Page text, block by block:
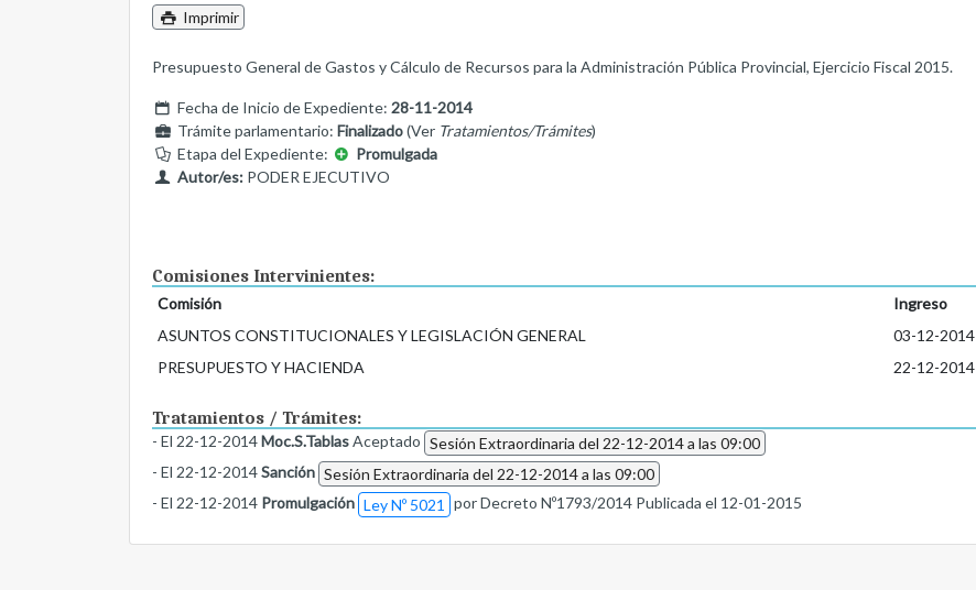
Imprimir
Presupuesto General de Gastos y Cálculo de Recursos para la Administración Pública Provincial, Ejercicio Fiscal 2015.
Fecha de Inicio de Expediente: 28-11-2014
Trámite parlamentario: Finalizado(Ver Tratamientos/Trámites)
Etapa del Expediente:
Promulgada
Autor/es:PODER EJECUTIVO
Comisiones Intervinientes:
Comisión Ingreso
ASUNTOS CONSTITUCIONALES Y LEGISLACIÓN GENERAL
03-12-2014
PRESUPUESTO Y HACIENDA
22-12-2014
Tratamientos / Trámites:
- El 22-12-2014Moc.S.TablasAceptado Sesión Extraordinaria del 22-12-2014 a las 09:00
- El 22-12-2014Sanción Sesión Extraordinaria del 22-12-2014 a las 09:00
- El 22-12-2014 Promulgación Ley Nº 5021 por Decreto Nº1793/2014 Publicada el 12-01-2015